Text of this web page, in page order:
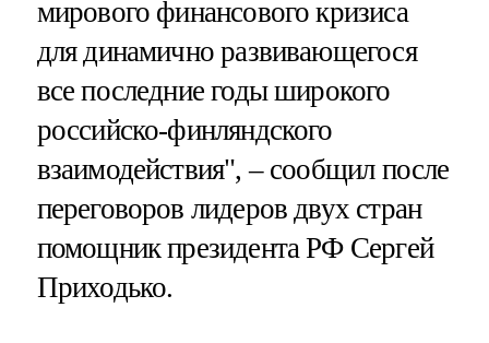
мирового финансового кризиса
для динамично развивающегося
все последние годы широкого
российско-финляндского
взаимодействия", – сообщил после
переговоров лидеров двух стран
помощник президента РФ Сергей
Приходько.